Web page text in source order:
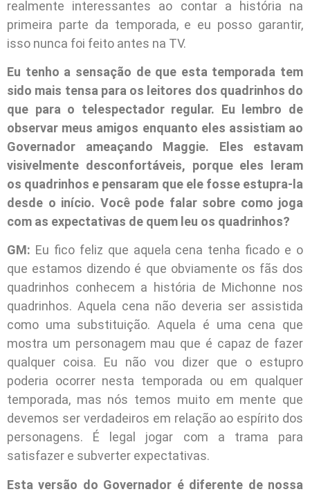
realmente interessantes ao contar a história na
primeira parte da temporada, e eu posso garantir,
isso nunca foi feito antes na TV.
Eu tenho a sensação de que esta temporada tem
sido mais tensa para os leitores dos quadrinhos do
que para o telespectador regular. Eu lembro de
observar meus amigos enquanto eles assistiam ao
Governador ameaçando Maggie. Eles estavam
visivelmente desconfortáveis, porque eles leram
os quadrinhos e pensaram que ele fosse estupra-la
desde o início. Você pode falar sobre como joga
com as expectativas de quem leu os quadrinhos?
GM: Eu fico feliz que aquela cena tenha ficado e o
que estamos dizendo é que obviamente os fãs dos
quadrinhos conhecem a história de Michonne nos
quadrinhos. Aquela cena não deveria ser assistida
como uma substituição. Aquela é uma cena que
mostra um personagem mau que é capaz de fazer
qualquer coisa. Eu não vou dizer que o estupro
poderia ocorrer nesta temporada ou em qualquer
temporada, mas nós temos muito em mente que
devemos ser verdadeiros em relação ao espírito dos
personagens. É legal jogar com a trama para
satisfazer e subverter expectativas.
Esta versão do Governador é diferente de nossa